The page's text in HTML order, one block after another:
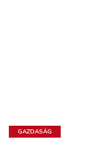
GAZDASÁG